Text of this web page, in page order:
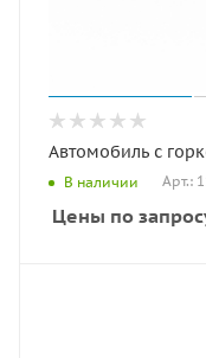
Автомобиль с
В наличии Арт.:
Цены по